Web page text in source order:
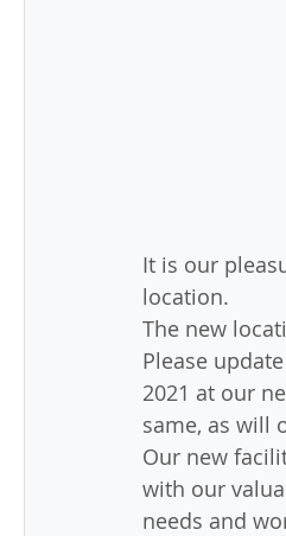
It is our
location.
The new
Please
2021 at our
same, as will
Our new
with our
needs and